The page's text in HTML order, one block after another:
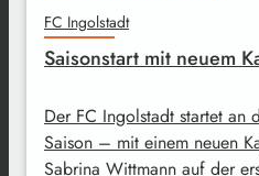
FC Ingolstadt
Saisonstart mit neuem
Der FC Ingolstadt startet an
Saison – mit einem neuen
Sabrina Wittmann auf der